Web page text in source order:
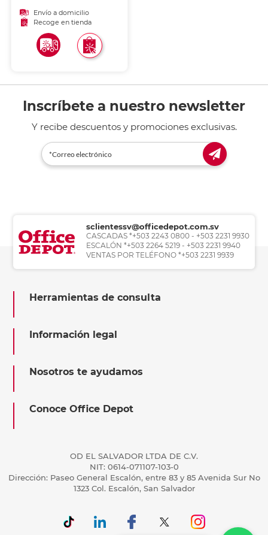
Envío a domicilio
Recoge en tienda
Inscríbete a nuestro newsletter
Y recibe descuentos y promociones exclusivas.
sclientessv@officedepot.com.sv
CASCADAS *+503 2243 0800 - +503 2231 9930
ESCALÓN *+503 2264 5219 - +503 2231 9940
VENTAS POR TELÉFONO *+503 2231 9939
Herramientas de consulta
Información legal
Nosotros te ayudamos
Conoce Office Depot
OD EL SALVADOR LTDA DE C.V.
NIT: 0614-071107-103-0
Dirección: Paseo General Escalón, entre 83 y 85 Avenida Sur No
1323 Col. Escalón, San Salvador